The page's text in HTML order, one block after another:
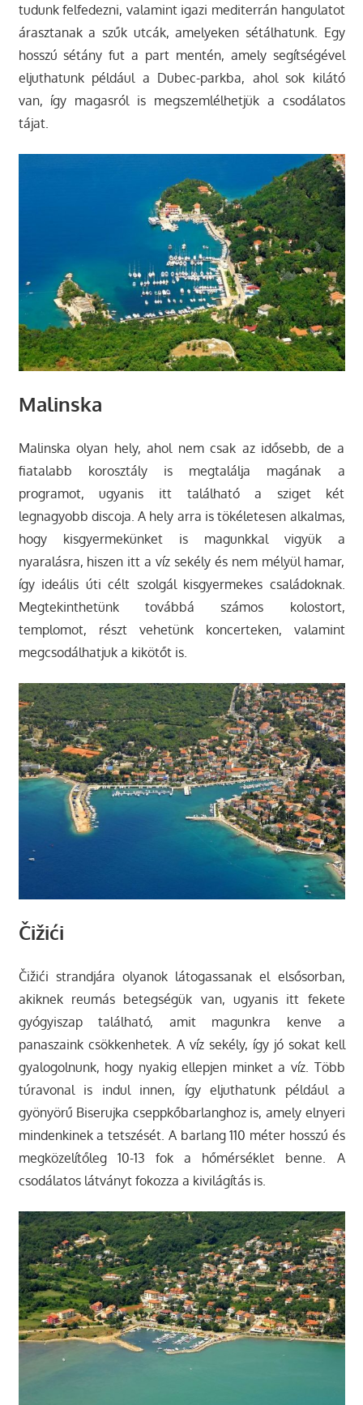
tudunk felfedezni, valamint igazi mediterrán hangulatot
árasztanak a szűk utcák, amelyeken sétálhatunk. Egy
hosszú sétány fut a part mentén, amely segítségével
eljuthatunk például a Dubec-parkba, ahol sok kilátó
van, így magasról is megszemlélhetjük a csodálatos
tájat.
Malinska
Malinska olyan hely, ahol nem csak az idősebb, de a
fiatalabb korosztály is megtalálja magának a
programot, ugyanis itt található a sziget két
legnagyobb discoja. A hely arra is tökéletesen alkalmas,
hogy kisgyermekünket is magunkkal vigyük a
nyaralásra, hiszen itt a víz sekély és nem mélyül hamar,
így ideális úti célt szolgál kisgyermekes családoknak.
Megtekinthetünk továbbá számos kolostort,
templomot, részt vehetünk koncerteken, valamint
megcsodálhatjuk a kikötőt is.
Čižići
Čižići strandjára olyanok látogassanak el elsősorban,
akiknek reumás betegségük van, ugyanis itt fekete
gyógyiszap található, amit magunkra kenve a
panaszaink csökkenhetek. A víz sekély, így jó sokat kell
gyalogolnunk, hogy nyakig ellepjen minket a víz. Több
túravonal is indul innen, így eljuthatunk például a
gyönyörű Biserujka cseppkőbarlanghoz is, amely elnyeri
mindenkinek a tetszését. A barlang 110 méter hosszú és
megközelítőleg 10-13 fok a hőmérséklet benne. A
csodálatos látványt fokozza a kivilágítás is.